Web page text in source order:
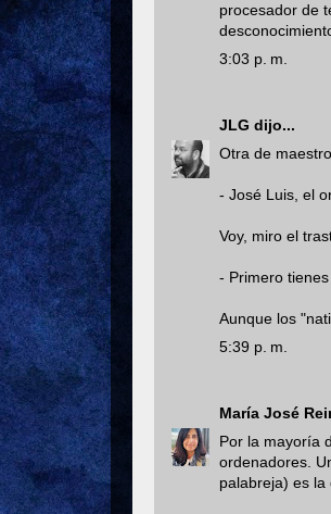
procesador de
3:03 p. m.
JLG dijo...
Otra de
- José Luis, el
Voy, miro el
- Primero
Aunque los
5:39 p. m.
María José
Por la mayoría
ordenadores.
palabreja) es la